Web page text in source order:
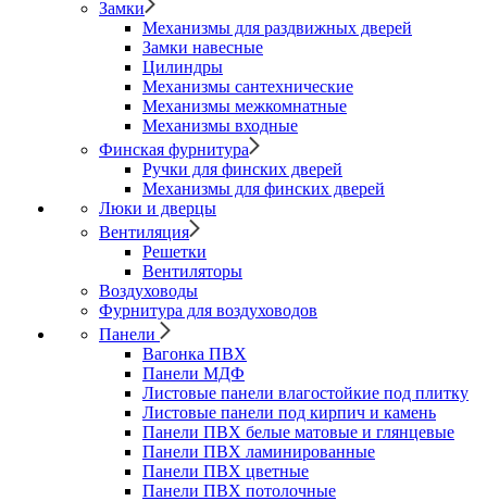
Замки
Механизмы для раздвижных дверей
Замки навесные
Цилиндры
Механизмы сантехнические
Механизмы межкомнатные
Механизмы входные
Финская фурнитура
Ручки для финских дверей
Механизмы для финских дверей
Люки и дверцы
Вентиляция
Решетки
Вентиляторы
Воздуховоды
Фурнитура для воздуховодов
Панели
Вагонка ПВХ
Панели МДФ
Листовые панели влагостойкие под плитку
Листовые панели под кирпич и камень
Панели ПВХ белые матовые и глянцевые
Панели ПВХ ламинированные
Панели ПВХ цветные
Панели ПВХ потолочные